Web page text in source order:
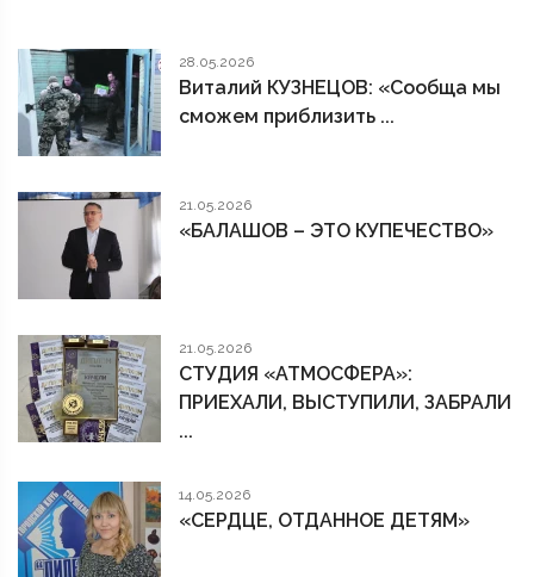
28.05.2026
Виталий КУЗНЕЦОВ: «Сообща мы
сможем приблизить ...
21.05.2026
«БАЛАШОВ – ЭТО КУПЕЧЕСТВО»
21.05.2026
СТУДИЯ «АТМОСФЕРА»:
ПРИЕХАЛИ, ВЫСТУПИЛИ, ЗАБРАЛИ
...
14.05.2026
«СЕРДЦЕ, ОТДАННОЕ ДЕТЯМ»